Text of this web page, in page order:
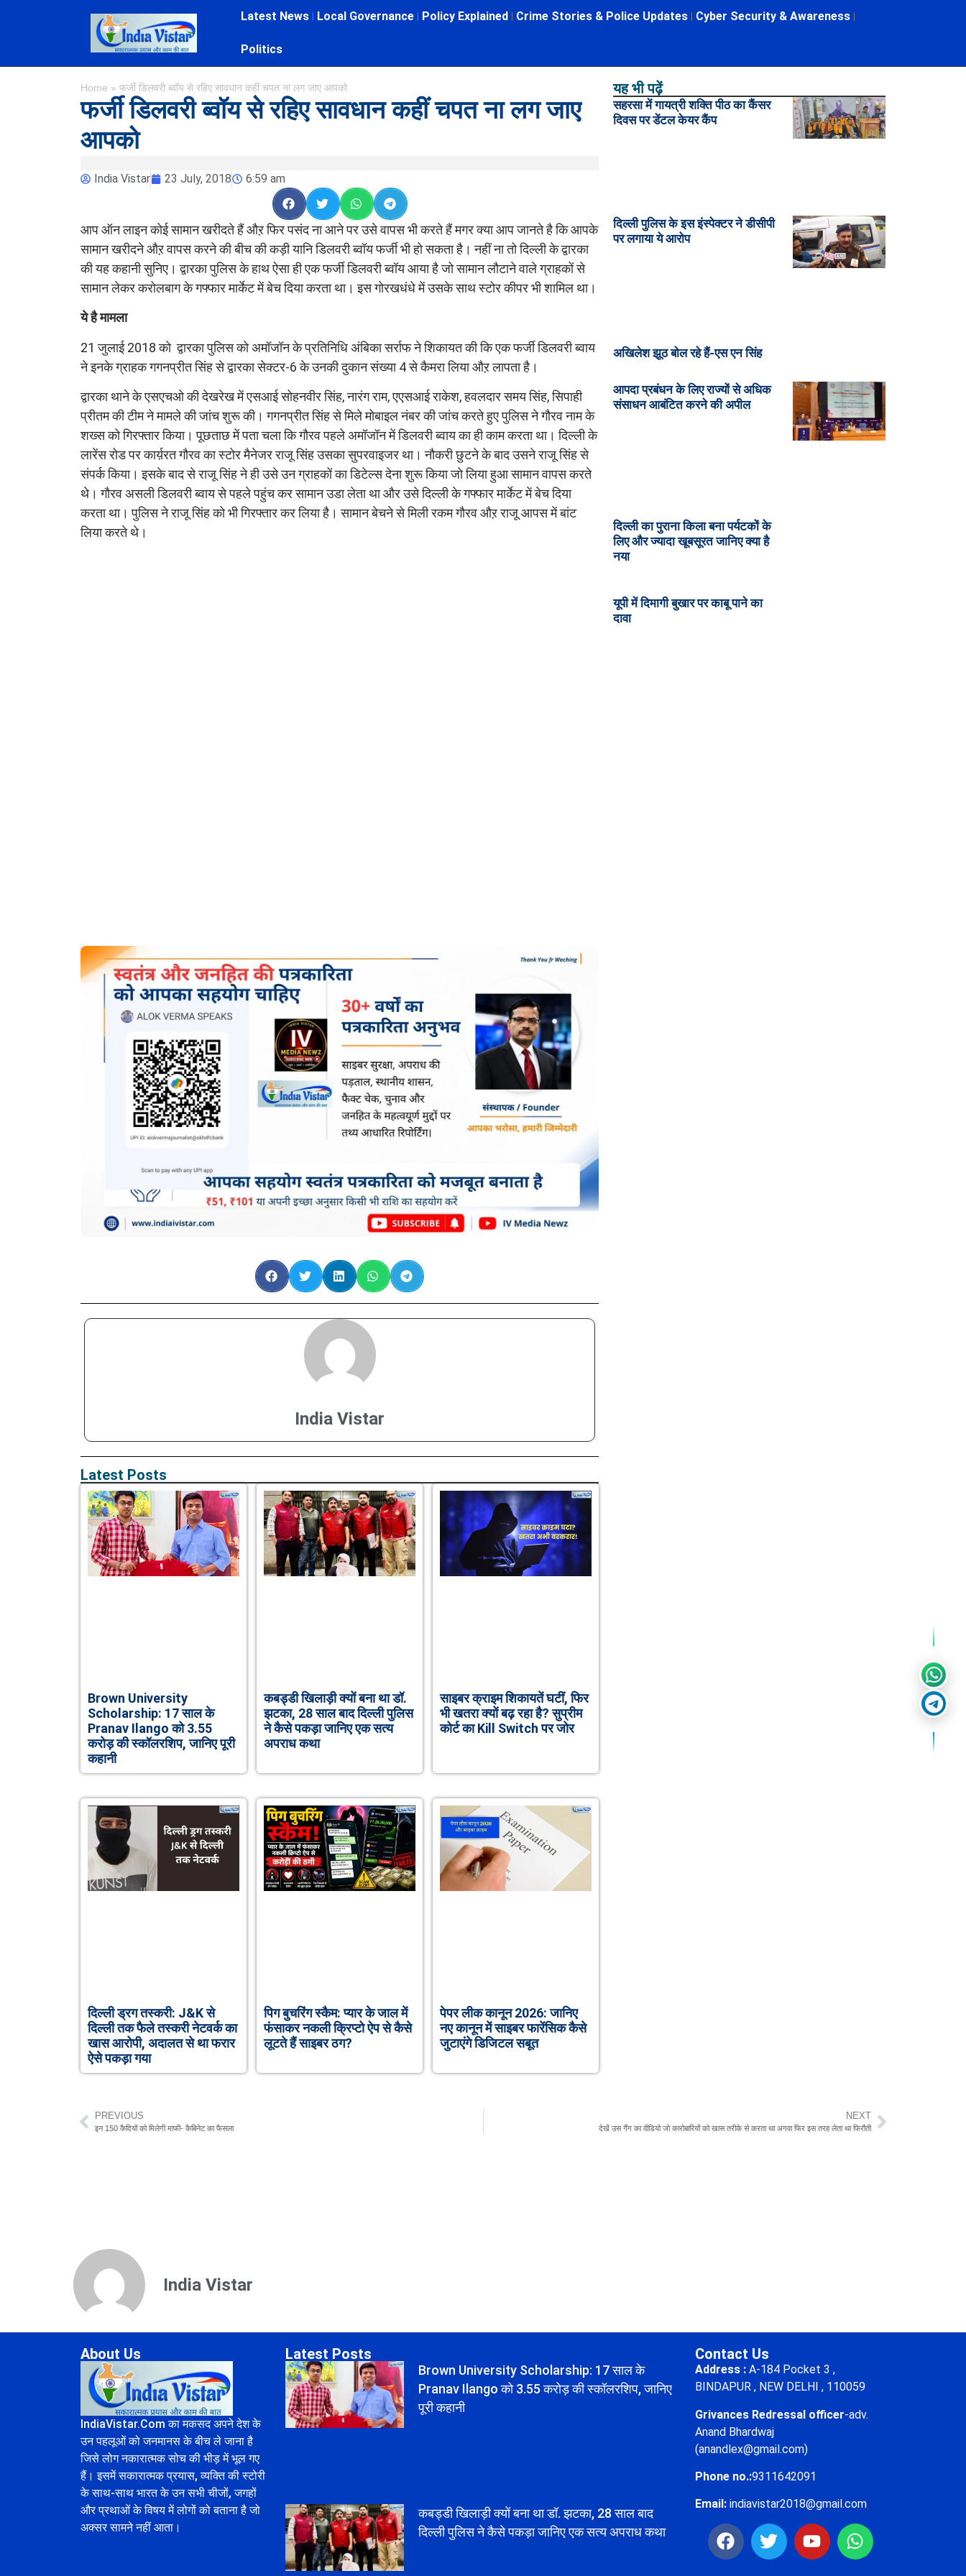
Latest News Local Governance Policy Explained Crime Stories & Police Updates Cyber Security & Awareness
Politics
Home » फर्जी डिलवरी ब्वॉय से रहिए सावधान कहीं चपत ना लग जाए आपको
फर्जी डिलवरी ब्वॉय से रहिए सावधान कहीं चपत ना लग जाए
आपको
India Vistar 23 July, 2018 6:59 am
आप ऑन लाइन कोई सामान खरीदते हैं औऱ फिर पसंद ना आने पर उसे वापस भी करते हैं मगर क्या आप जानते है कि आपके
सामान खरीदने औऱ वापस करने की बीच की कड़ी यानि डिलवरी ब्वॉय फर्जी भी हो सकता है। नहीं ना तो दिल्ली के द्वारका
की यह कहानी सुनिए। द्वारका पुलिस के हाथ ऐसा ही एक फर्जी डिलवरी ब्वॉय आया है जो सामान लौटाने वाले ग्राहकों से
सामान लेकर करोलबाग के गफ्फार मार्केट में बेच दिया करता था। इस गोरखधंधे में उसके साथ स्टोर कीपर भी शामिल था।
ये है मामला
21 जुलाई 2018 को द्वारका पुलिस को अमॉजॉन के प्रतिनिधि अंबिका सर्राफ ने शिकायत की कि एक फर्जी डिलवरी ब्वाय
ने इनके ग्राहक गगनप्रीत सिंह से द्वारका सेक्टर-6 के उनकी दुकान संख्या 4 से कैमरा लिया औऱ लापता है।
द्वारका थाने के एसएचओ की देखरेख में एसआई सोहनवीर सिंह, नारंग राम, एएसआई राकेश, हवलदार समय सिंह, सिपाही
प्रीतम की टीम ने मामले की जांच शुरू की। गगनप्रीत सिंह से मिले मोबाइल नंबर की जांच करते हुए पुलिस ने गौरव नाम के
शख्स को गिरफ्तार किया। पूछताछ में पता चला कि गौरव पहले अमॉजॉन में डिलवरी ब्वाय का ही काम करता था। दिल्ली के
लारेंस रोड पर कार्य़रत गौरव का स्टोर मैनेजर राजू सिंह उसका सुपरवाइजर था। नौकरी छुटने के बाद उसने राजू सिंह से
संपर्क किया। इसके बाद से राजू सिंह ने ही उसे उन ग्राहकों का डिटेल्स देना शुरू किया जो लिया हुआ सामान वापस करते
थे। गौरव असली डिलवरी ब्वाय से पहले पहुंच कर सामान उडा लेता था और उसे दिल्ली के गफ्फार मार्केट में बेच दिया
करता था। पुलिस ने राजू सिंह को भी गिरफ्तार कर लिया है। सामान बेचने से मिली रकम गौरव औऱ राजू आपस में बांट
लिया करते थे।
India Vistar
Latest Posts
Brown University
Scholarship: 17 साल के
Pranav Ilango को 3.55
करोड़ की स्कॉलरशिप, जानिए पूरी
कहानी
कबड्डी खिलाड़ी क्यों बना था डॉ.
झटका, 28 साल बाद दिल्ली पुलिस
ने कैसे पकड़ा जानिए एक सत्य
अपराध कथा
साइबर क्राइम शिकायतें घटीं, फिर
भी खतरा क्यों बढ़ रहा है? सुप्रीम
कोर्ट का Kill Switch पर जोर
दिल्ली ड्रग तस्करी: J&K से
दिल्ली तक फैले तस्करी नेटवर्क का
खास आरोपी, अदालत से था फरार
ऐसे पकड़ा गया
पिग बुचरिंग स्कैम: प्यार के जाल में
फंसाकर नकली क्रिप्टो ऐप से कैसे
लूटते हैं साइबर ठग?
पेपर लीक कानून 2026: जानिए
नए कानून में साइबर फारेंसिक कैसे
जुटाएंगे डिजिटल सबूत
यह भी पढ़ें
सहरसा में गायत्री शक्ति पीठ का कैंसर
दिवस पर डेंटल केयर कैंप
दिल्ली पुलिस के इस इंस्पेक्टर ने डीसीपी
पर लगाया ये आरोप
अखिलेश झूठ बोल रहे हैं-एस एन सिंह
आपदा प्रबंधन के लिए राज्यों से अधिक
संसाधन आबंटित करने की अपील
दिल्ली का पुराना किला बना पर्यटकों के
लिए और ज्यादा खूबसूरत जानिए क्या है
नया
यूपी में दिमागी बुखार पर काबू पाने का
दावा
PREVIOUS
इन 150 कैदियों को मिलेगी माफी- कैबिनेट का फैसला
NEXT
देखें उस गैंग का वीडियो जो कारोबारियों को खास तरीके से करता था अगवा फिर इस तरह लेता था फिरौती
India Vistar
About Us
IndiaVistar.Com का मकसद अपने देश के
उन पहलूओं को जनमानस के बीच ले जाना है
जिसे लोग नकारात्मक सोच की भीड़ में भूल गए
हैं। इसमें सकारात्मक प्रयास, व्यक्ति की स्टोरी
के साथ-साथ भारत के उन सभी चीजों, जगहों
और प्रथाओं के विषय में लोगों को बताना है जो
अक्सर सामने नहीं आता।
Latest Posts
Brown University Scholarship: 17 साल के
Pranav Ilango को 3.55 करोड़ की स्कॉलरशिप, जानिए
पूरी कहानी
कबड्डी खिलाड़ी क्यों बना था डॉ. झटका, 28 साल बाद
दिल्ली पुलिस ने कैसे पकड़ा जानिए एक सत्य अपराध कथा
Contact Us
Address : A-184 Pocket 3 ,
BINDAPUR , NEW DELHI , 110059
Grivances Redressal officer-adv.
Anand Bhardwaj
(anandlex@gmail.com)
Phone no.:9311642091
Email: indiavistar2018@gmail.com